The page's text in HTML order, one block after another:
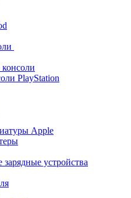
PlayStation
Apple
устройства